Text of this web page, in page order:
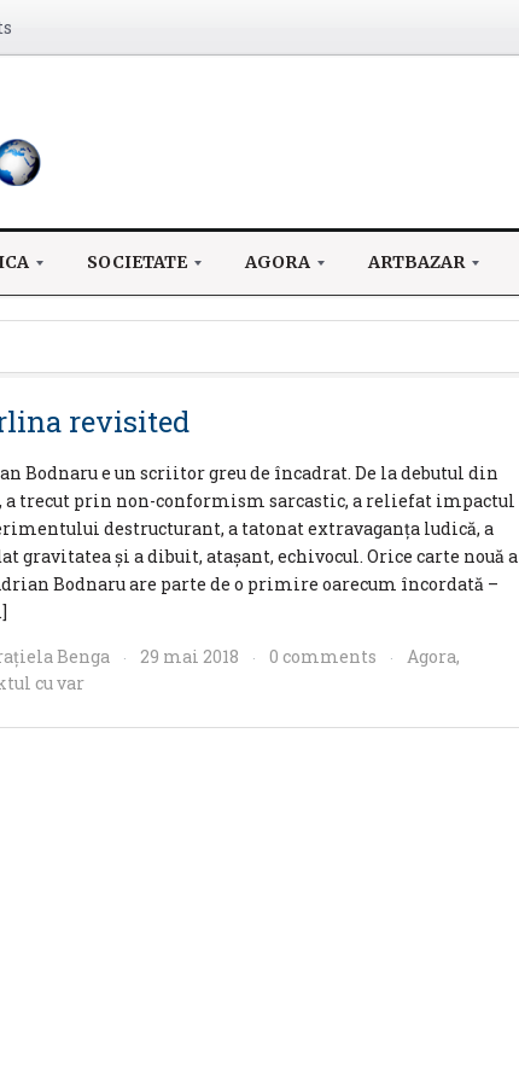
SOCIETATE AGORA ARTBAZAR
revisited
Bodnaru e un scriitor greu de încadrat. De la debutul din
a trecut prin non-conformism sarcastic, a reliefat impactul
destructurant, a tatonat extravaganţa ludică, a
gravitatea şi a dibuit, ataşant, echivocul. Orice carte nouă a
Bodnaru are parte de o primire oarecum încordată –
Benga · 29 mai 2018 · 0 comments · Agora,
cu var